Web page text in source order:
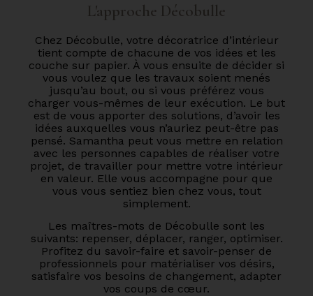
L'approche Décobulle
Chez Décobulle, votre décoratrice d’intérieur
tient compte de chacune de vos idées et les
couche sur papier. À vous ensuite de décider si
vous voulez que les travaux soient menés
jusqu’au bout, ou si vous préférez vous
charger vous-mêmes de leur exécution. Le but
est de vous apporter des solutions, d’avoir les
idées auxquelles vous n’auriez peut-être pas
pensé. Samantha peut vous mettre en relation
avec les personnes capables de réaliser votre
projet, de travailler pour mettre votre intérieur
en valeur. Elle vous accompagne pour que
vous vous sentiez bien chez vous, tout
simplement.
Les maîtres-mots de Décobulle sont les
suivants: repenser, déplacer, ranger, optimiser.
Profitez du savoir-faire et savoir-penser de
professionnels pour matérialiser vos désirs,
satisfaire vos besoins de changement, adapter
vos coups de cœur.